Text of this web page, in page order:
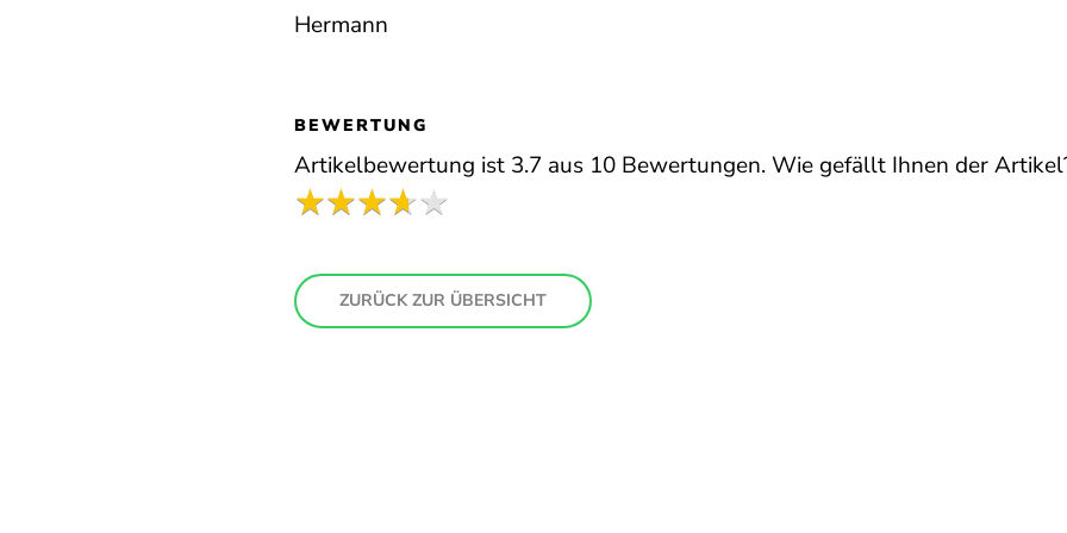
Hermann
BEWERTUNG
Artikelbewertung ist 3.7 aus 10 Bewertungen. Wie gefällt Ihnen der
ZURÜCK ZUR ÜBERSICHT